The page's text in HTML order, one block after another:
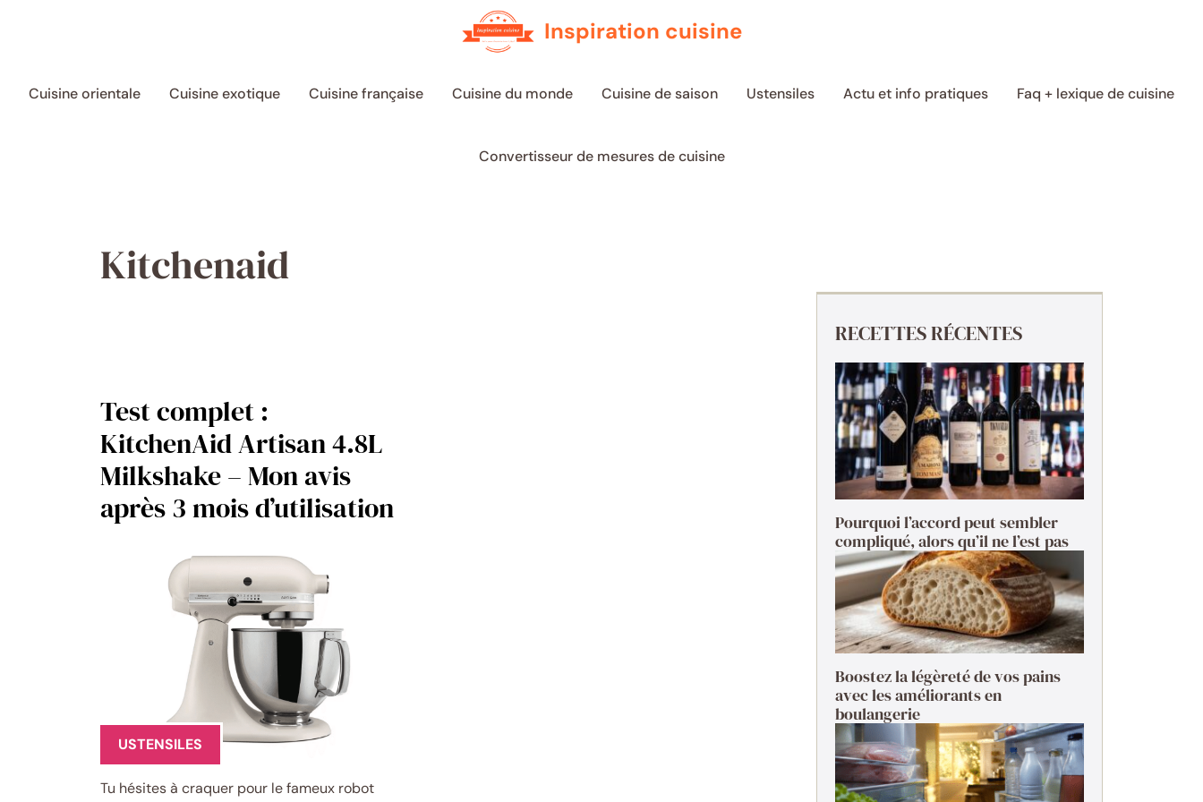
Inspiration cuisine
Cuisine orientale Cuisine exotique Cuisine française Cuisine du monde Cuisine de saison Ustensiles Actu et info pratiques Faq + lexique de cuisine
Convertisseur de mesures de cuisine
Kitchenaid
Test complet :
KitchenAid Artisan 4.8L
Milkshake – Mon avis
après 3 mois d’utilisation
USTENSILES
Tu hésites à craquer pour le fameux robot
RECETTES RÉCENTES
Pourquoi l’accord peut sembler
compliqué, alors qu’il ne l’est pas
Boostez la légèreté de vos pains
avec les améliorants en
boulangerie